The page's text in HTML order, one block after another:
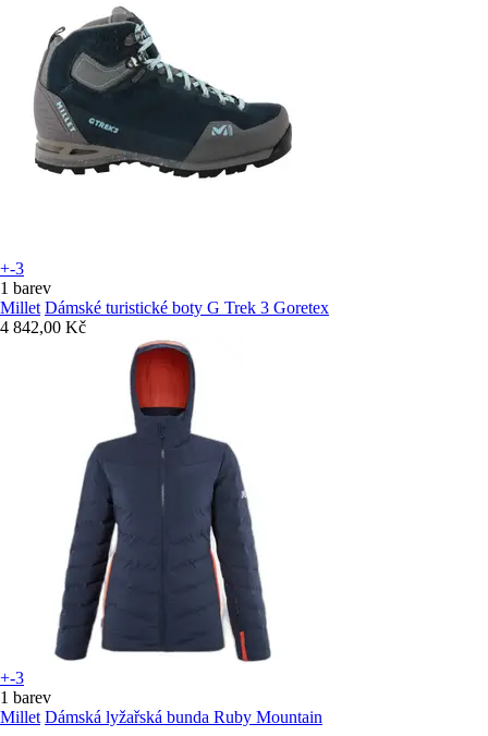
+-3
1 barev
Millet Dámské turistické boty G Trek 3 Goretex
4 842,00 Kč
+-3
1 barev
Millet Dámská lyžařská bunda Ruby Mountain